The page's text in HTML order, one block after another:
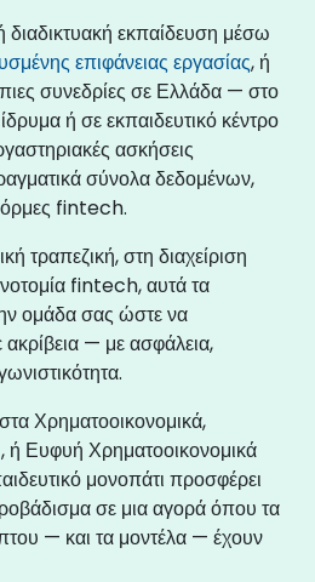
διαδικτυακή εκπαίδευση μέσω
επιφάνειας εργασίας, ή
συνεδρίες σε Ελλάδα — στο
ή σε εκπαιδευτικό κέντρο
ασκήσεις
σύνολα δεδομένων,
fintech.
τραπεζική, στη διαχείριση
fintech, αυτά τα
ομάδα σας ώστε να
— με ασφάλεια,
Χρηματοοικονομικά,
ή Ευφυή Χρηματοοικονομικά
μονοπάτι προσφέρει
σε μια αγορά όπου τα
— και τα μοντέλα — έχουν